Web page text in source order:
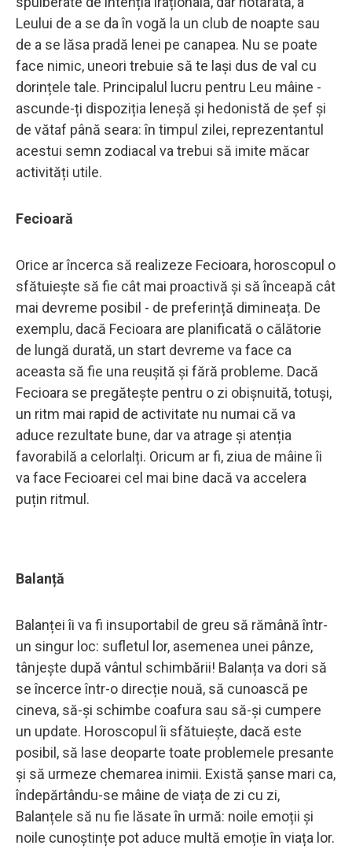
Leului de a se da în vogă la un club de noapte sau
de a se lăsa pradă lenei pe canapea. Nu se poate
face nimic, uneori trebuie să te lași dus de val cu
dorințele tale. Principalul lucru pentru Leu mâine -
ascunde-ți dispoziția leneșă și hedonistă de șef și
de vătaf până seara: în timpul zilei, reprezentantul
acestui semn zodiacal va trebui să imite măcar
activități utile.
Fecioară
Orice ar încerca să realizeze Fecioara, horoscopul o
sfătuiește să fie cât mai proactivă și să înceapă cât
mai devreme posibil - de preferință dimineața. De
exemplu, dacă Fecioara are planificată o călătorie
de lungă durată, un start devreme va face ca
aceasta să fie una reușită și fără probleme. Dacă
Fecioara se pregătește pentru o zi obișnuită, totuși,
un ritm mai rapid de activitate nu numai că va
aduce rezultate bune, dar va atrage și atenția
favorabilă a celorlalți. Oricum ar fi, ziua de mâine îi
va face Fecioarei cel mai bine dacă va accelera
puțin ritmul.
Balanță
Balanței îi va fi insuportabil de greu să rămână într-
un singur loc: sufletul lor, asemenea unei pânze,
tânjește după vântul schimbării! Balanța va dori să
se încerce într-o direcție nouă, să cunoască pe
cineva, să-și schimbe coafura sau să-și cumpere
un update. Horoscopul îi sfătuiește, dacă este
posibil, să lase deoparte toate problemele presante
și să urmeze chemarea inimii. Există șanse mari ca,
îndepărtându-se mâine de viața de zi cu zi,
Balanțele să nu fie lăsate în urmă: noile emoții și
noile cunoștințe pot aduce multă emoție în viața lor.